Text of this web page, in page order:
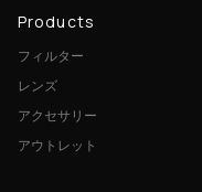
Products
フィルター
レンズ
アクセサリー
アウトレット